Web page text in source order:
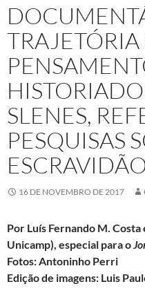
TRAJETÓRIA
SLENES,
PESQUISAS
16 DE NOVEMBRO DE 2017
Por Luís Fernando M.
Unicamp), especial para o
Fotos: Antoninho Perri
Edição de imagens: Luis